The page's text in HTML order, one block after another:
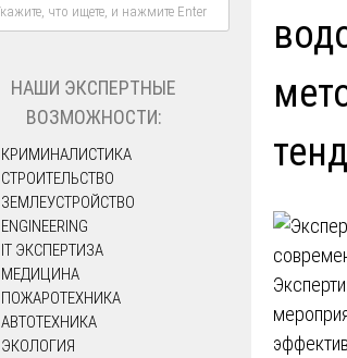
НАШИ ЭКСПЕРТНЫЕ
ВОЗМОЖНОСТИ:
КРИМИНАЛИСТИКА
СТРОИТЕЛЬСТВО
ЗЕМЛЕУСТРОЙСТВО
ENGINEERING
IT ЭКСПЕРТИЗА
МЕДИЦИНА
ПОЖАРОТЕХНИКА
АВТОТЕХНИКА
ЭКОЛОГИЯ